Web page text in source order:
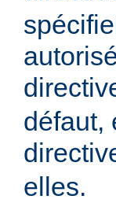
défaut,
elles.